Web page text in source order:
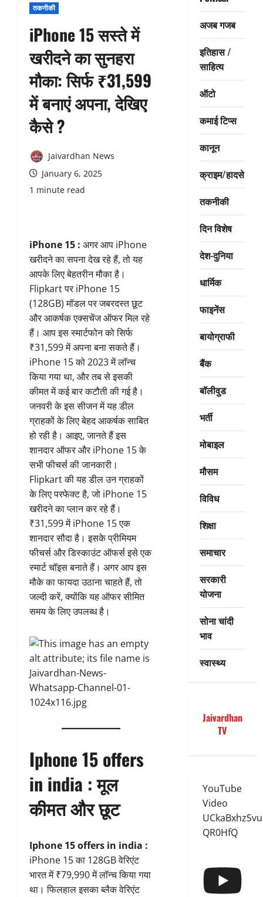
तकनीकी
iPhone 15 सस्‍ते में
खरीदने का सुनहरा
मौका: सिर्फ ₹31,599
में बनाएं अपना, देखिए
कैसे ?
Jaivardhan News
January 6, 2025
1 minute read
iPhone 15 : अगर आप iPhone
खरीदने का सपना देख रहे हैं, तो यह
आपके लिए बेहतरीन मौका है।
Flipkart पर iPhone 15
(128GB) मॉडल पर जबरदस्त छूट
और आकर्षक एक्सचेंज ऑफर मिल रहे
हैं। आप इस स्मार्टफोन को सिर्फ
₹31,599 में अपना बना सकते हैं।
iPhone 15 को 2023 में लॉन्च
किया गया था, और तब से इसकी
कीमत में कई बार कटौती की गई है।
जनवरी के इस सीजन में यह डील
ग्राहकों के लिए बेहद आकर्षक साबित
हो रही है। आइए, जानते हैं इस
शानदार ऑफर और iPhone 15 के
सभी फीचर्स की जानकारी।
Flipkart की यह डील उन ग्राहकों
के लिए परफेक्ट है, जो iPhone 15
खरीदने का प्लान कर रहे हैं।
₹31,599 में iPhone 15 एक
शानदार सौदा है। इसके प्रीमियम
फीचर्स और डिस्काउंट ऑफर्स इसे एक
स्मार्ट चॉइस बनाते हैं। अगर आप इस
मौके का फायदा उठाना चाहते हैं, तो
जल्दी करें, क्योंकि यह ऑफर सीमित
समय के लिए उपलब्ध है।
Iphone 15 offers
in india : मूल
कीमत और छूट
Iphone 15 offers in india :
iPhone 15 का 128GB वेरिएंट
भारत में ₹79,990 में लॉन्च किया गया
था। फिलहाल इसका ब्लैक वेरिएंट
अजब गजब
इतिहास /
साहित्य
ऑटो
कमाई टिप्स
कानून
क्राइम/हादसे
तकनीकी
दिन विशेष
देश-दुनिया
धार्मिक
फाइनेंस
बायोग्राफी
बैंक
बॉलीवुड
भर्ती
मोबाइल
मौसम
विविध
शिक्षा
समाचार
सरकारी
योजना
सोना चांदी
भाव
स्वास्थ्य
Jaivardhan
TV
YouTube
Video
QR0HfQ